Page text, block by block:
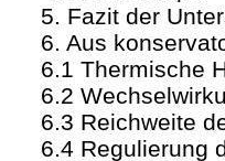
5. Fazit der
6. Aus
6.1 Thermische
6.2
6.3 Reichweite
6.4 Regulierung